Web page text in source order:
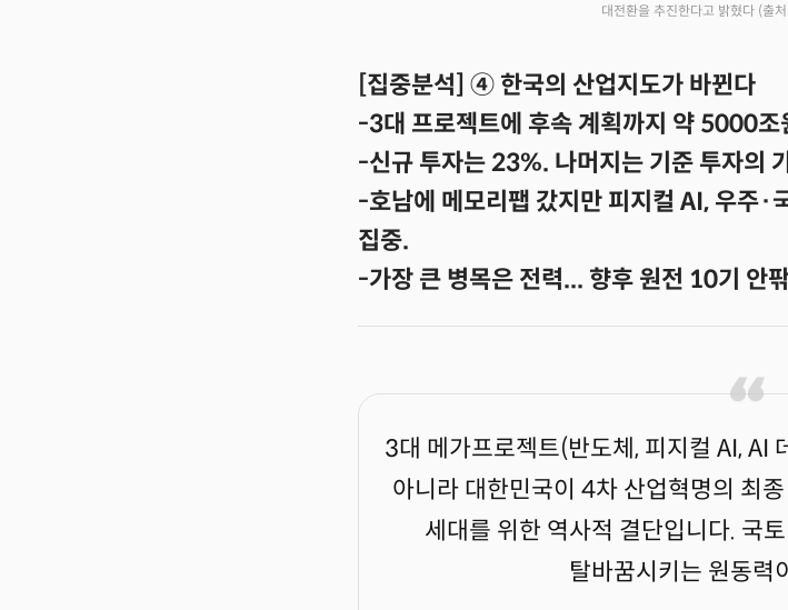
대전환을 추진한다고 밝혔다 (출
[집중분석] ④ 한국의 산업지도가 바뀐다
-3대 프로젝트에 후속 계획까지 약 5000조
-신규 투자는 23%. 나머지는 기준 투자의
-호남에 메모리팹 갔지만 피지컬 AI, 우주·
집중.
-가장 큰 병목은 전력... 향후 원전 10기 안
3대 메가프로젝트(반도체, 피지컬 AI, AI
아니라 대한민국이 4차 산업혁명의 최
세대를 위한 역사적 결단입니다. 국
탈바꿈시키는 원동력